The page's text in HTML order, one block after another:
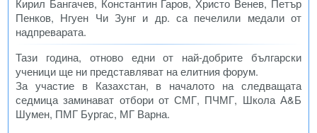
Кирил Бангачев, Константин Гаров, Христо Венев, Петър
Пенков, Нгуен Чи Зунг и др. са печелили медали от
надпреварата.
Тази година, отново едни от най-добрите български
ученици ще ни представляват на елитния форум.
За участие в Казахстан, в началото на следващата
седмица заминават отбори от СМГ, ПЧМГ, Школа А&Б
Шумен, ПМГ Бургас, МГ Варна.